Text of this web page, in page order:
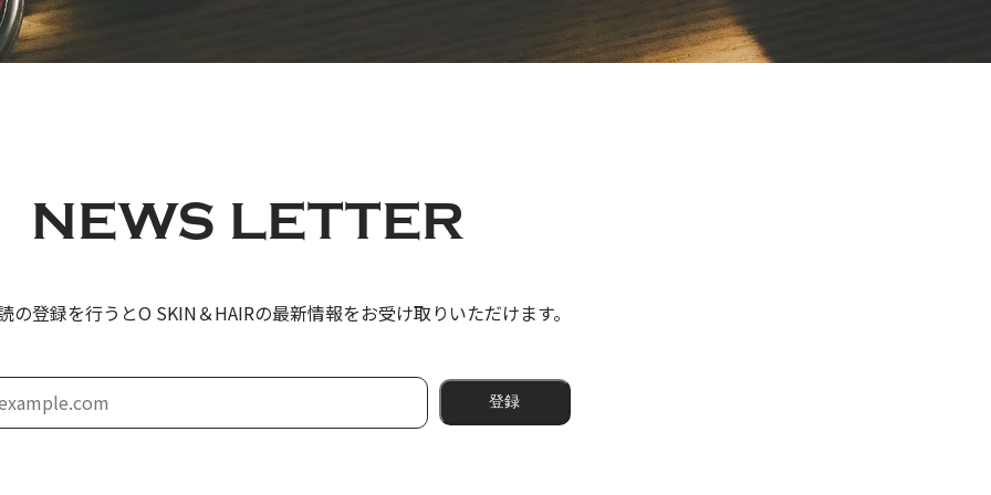
NEWS LETTER
の登録を行うとO SKIN＆HAIRの最新情報をお受け取りいただけます。
登録